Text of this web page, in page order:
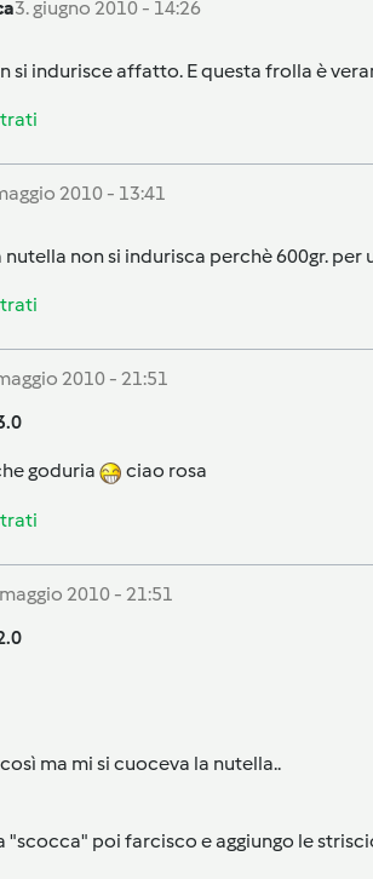
3. giugno 2010 - 14:26
si indurisce affatto. E questa frolla è
2010 - 13:41
non si indurisca perchè 600gr.
2010 - 21:51
goduria ciao rosa
2010 - 21:51
ma mi si cuoceva la nutella..
"scocca" poi farcisco e aggiungo le